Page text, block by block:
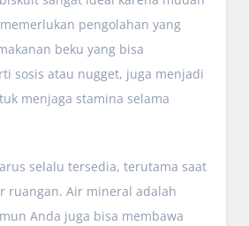
pengolahan yang
beku yang bisa
sosis atau nugget, juga menjadi
menjaga stamina selama
selalu tersedia, terutama saat
ruangan. Air mineral adalah
Anda juga bisa membawa